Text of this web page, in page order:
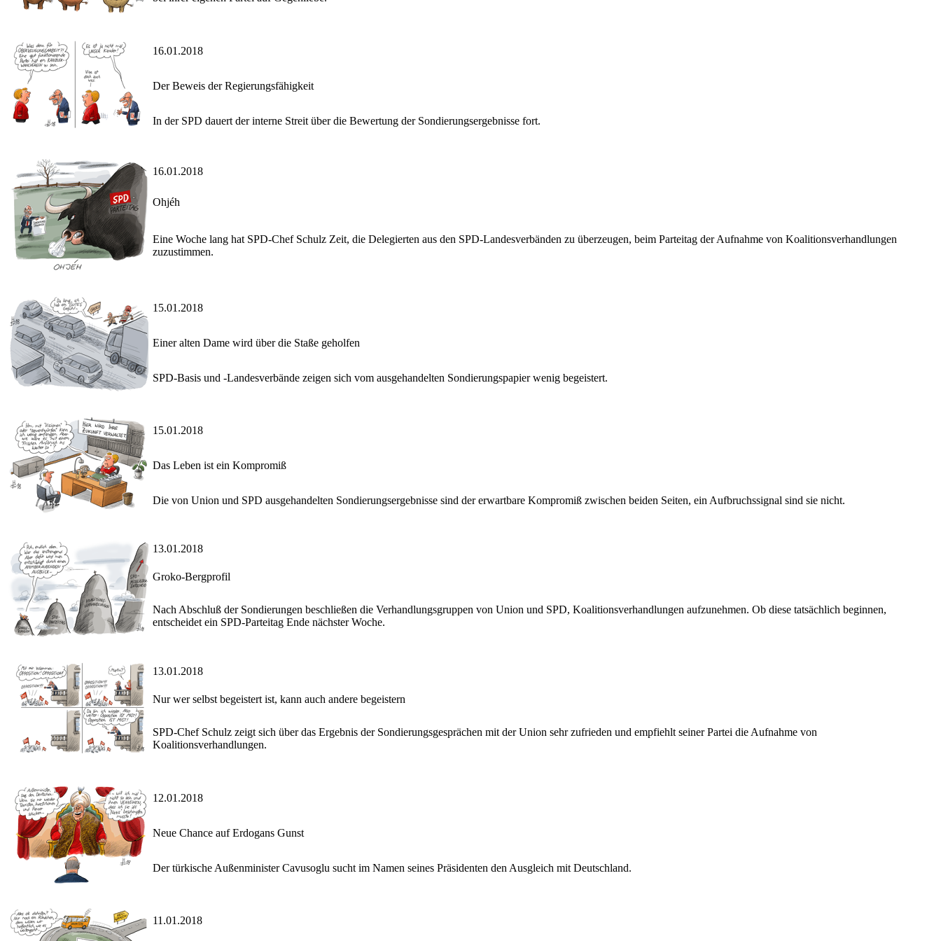
16.01.2018
Der Beweis der Regierungsfähigkeit
In der SPD dauert der interne Streit über die Bewertung der Sondierungsergebnisse fort.
16.01.2018
Ohjéh
Eine Woche lang hat SPD-Chef Schulz Zeit, die Delegierten aus den SPD-Landesverbänden zu überzeugen, beim Parteitag der Aufnahme von Koalitionsverhandlungen
zuzustimmen.
15.01.2018
Einer alten Dame wird über die Staße geholfen
SPD-Basis und -Landesverbände zeigen sich vom ausgehandelten Sondierungspapier wenig begeistert.
15.01.2018
Das Leben ist ein Kompromiß
Die von Union und SPD ausgehandelten Sondierungsergebnisse sind der erwartbare Kompromiß zwischen beiden Seiten, ein Aufbruchssignal sind sie nicht.
13.01.2018
Groko-Bergprofil
Nach Abschluß der Sondierungen beschließen die Verhandlungsgruppen von Union und SPD, Koalitionsverhandlungen aufzunehmen. Ob diese tatsächlich beginnen,
entscheidet ein SPD-Parteitag Ende nächster Woche.
13.01.2018
Nur wer selbst begeistert ist, kann auch andere begeistern
SPD-Chef Schulz zeigt sich über das Ergebnis der Sondierungsgesprächen mit der Union sehr zufrieden und empfiehlt seiner Partei die Aufnahme von
Koalitionsverhandlungen.
12.01.2018
Neue Chance auf Erdogans Gunst
Der türkische Außenminister Cavusoglu sucht im Namen seines Präsidenten den Ausgleich mit Deutschland.
11.01.2018